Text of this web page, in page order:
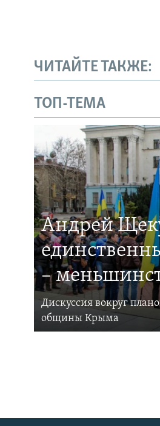
ЧИТАЙТЕ ТАКЖЕ:
ТОП-ТЕМА
Андрей
–
Дискуссия вокруг
общины Крыма